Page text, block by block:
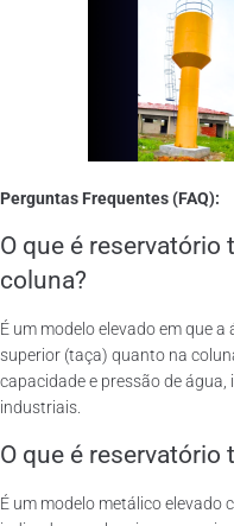
Perguntas Frequentes (FAQ):
O que é
coluna?
É um modelo elevado em que
superior (taça) quanto na
capacidade e pressão de
industriais.
O que é reservatório
É um modelo metálico elevado